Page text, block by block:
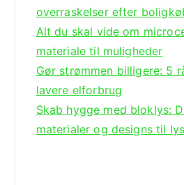
overraskelser efter
Alt du skal vide om
materiale til muligheder
Gør strømmen billigere: 5
lavere elforbrug
Skab hygge med bloklys:
materialer og designs til